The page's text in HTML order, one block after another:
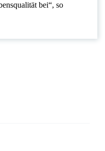
bei“, so